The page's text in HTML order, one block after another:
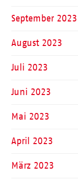
September 2023
August 2023
Juli 2023
Juni 2023
Mai 2023
April 2023
März 2023